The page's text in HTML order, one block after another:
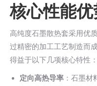
核心性能优
高纯度石墨散热套采用优
过精密的加工工艺制造而
得益于以下几项核心特性：
定向高热导率 ：石墨